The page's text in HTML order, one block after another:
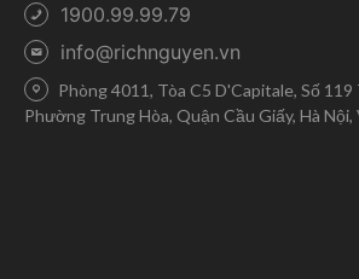
1900.99.99.79
info@richnguyen.vn
Phòng 4011, Tòa C5 D'Capitale, Số
Phường Trung Hòa, Quận Cầu Giấy, Hà Nội,